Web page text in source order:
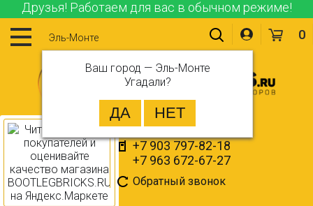
Друзья! Работаем для вас в обычном режиме!
Эль-Монте
Ваш город — Эль-Монте
Угадали?
+7 903 797-82-18
+7 963 672-67-27
Обратный звонок
0